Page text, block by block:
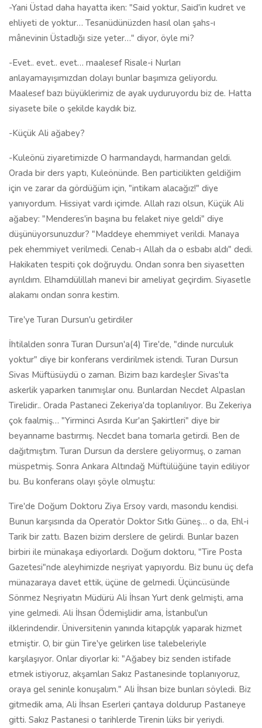
-Yani Üstad daha hayatta iken: "Said yoktur, Said'in kudret ve
ehliyeti de yoktur… Tesanüdünüzden hasıl olan şahs-ı
mânevinin Üstadlığı size yeter…" diyor, öyle mi?
-Evet.. evet.. evet… maalesef Risale-i Nurları
anlayamayışımızdan dolayı bunlar başımıza geliyordu.
Maalesef bazı büyüklerimiz de ayak uyduruyordu biz de. Hatta
siyasete bile o şekilde kaydık biz.
-Küçük Ali ağabey?
-Kuleönü ziyaretimizde O harmandaydı, harmandan geldi.
Orada bir ders yaptı, Kuleönünde. Ben particilikten geldiğim
için ve zarar da gördüğüm için, "intikam alacağız!" diye
yanıyordum. Hissiyat vardı içimde. Allah razı olsun, Küçük Ali
ağabey: "Menderes'in başına bu felaket niye geldi" diye
düşünüyorsunuzdur? "Maddeye ehemmiyet verildi. Manaya
pek ehemmiyet verilmedi. Cenab-ı Allah da o esbabı aldı" dedi.
Hakikaten tespiti çok doğruydu. Ondan sonra ben siyasetten
ayrıldım. Elhamdülillah manevi bir ameliyat geçirdim. Siyasetle
alakamı ondan sonra kestim.
Tire'ye Turan Dursun'u getirdiler
İhtilalden sonra Turan Dursun'a(4) Tire'de, "dinde nurculuk
yoktur" diye bir konferans verdirilmek istendi. Turan Dursun
Sivas Müftüsüydü o zaman. Bizim bazı kardeşler Sivas'ta
askerlik yaparken tanımışlar onu. Bunlardan Necdet Alpaslan
Tirelidir.. Orada Pastaneci Zekeriya'da toplanılıyor. Bu Zekeriya
çok faalmiş… "Yirminci Asırda Kur'an Şakirtleri" diye bir
beyanname bastırmış. Necdet bana tomarla getirdi. Ben de
dağıtmıştım. Turan Dursun da derslere geliyormuş, o zaman
müspetmiş. Sonra Ankara Altındağ Müftülüğüne tayin ediliyor
bu. Bu konferans olayı şöyle olmuştu:
Tire'de Doğum Doktoru Ziya Ersoy vardı, masondu kendisi.
Bunun karşısında da Operatör Doktor Sıtkı Güneş… o da, Ehl-i
Tarik bir zattı. Bazen bizim derslere de gelirdi. Bunlar bazen
birbiri ile münakaşa ediyorlardı. Doğum doktoru, "Tire Posta
Gazetesi"nde aleyhimizde neşriyat yapıyordu. Biz bunu üç defa
münazaraya davet ettik, üçüne de gelmedi. Üçüncüsünde
Sönmez Neşriyatın Müdürü Ali İhsan Yurt denk gelmişti, ama
yine gelmedi. Ali İhsan Ödemişlidir ama, İstanbul'un
ilklerindendir. Üniversitenin yanında kitapçılık yaparak hizmet
etmiştir. O, bir gün Tire'ye gelirken lise talebeleriyle
karşılaşıyor. Onlar diyorlar ki: "Ağabey biz senden istifade
etmek istiyoruz, akşamları Sakız Pastanesinde toplanıyoruz,
oraya gel seninle konuşalım." Ali İhsan bize bunları söyledi. Biz
gitmedik ama, Ali İhsan Eserleri çantaya doldurup Pastaneye
gitti. Sakız Pastanesi o tarihlerde Tirenin lüks bir yeriydi.